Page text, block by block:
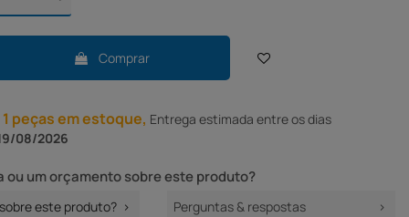
Comprar
peças em estoque, Entrega estimada entre os dias
08/2026
ou um orçamento sobre este produto?
este produto? Perguntas & respostas